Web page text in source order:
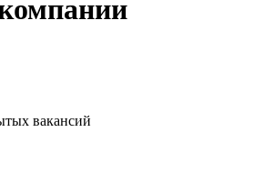
вакансий